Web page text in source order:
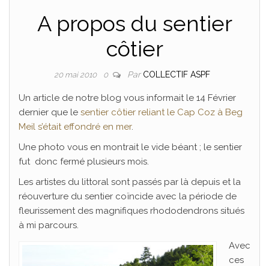
A propos du sentier
côtier
20 mai 2010 0 Par COLLECTIF ASPF
Un article de notre blog vous informait le 14 Février
dernier que le sentier côtier reliant le Cap Coz à Beg
Meil s’était effondré en mer.
Une photo vous en montrait le vide béant ; le sentier
fut donc fermé plusieurs mois.
Les artistes du littoral sont passés par là depuis et la
réouverture du sentier coïncide avec la période de
fleurissement des magnifiques rhododendrons situés
à mi parcours.
Avec
ces